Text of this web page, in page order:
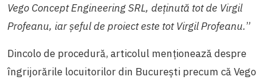
Vego Concept Engineering SRL, deținută tot de Virgil
Profeanu, iar șeful de proiect este tot Virgil Profeanu.”
Dincolo de procedură, articolul menționează despre
îngrijorările locuitorilor din București precum că Vego